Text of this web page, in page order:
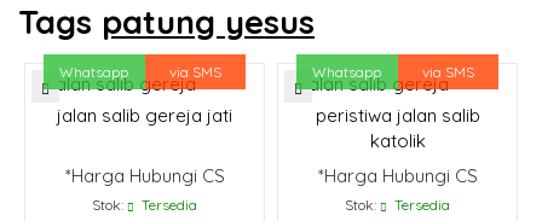
Tags patung yesus
Whatsapp via SMS
jalan salib gereja jati
*Harga Hubungi CS
Stok: Tersedia
Whatsapp via SMS
peristiwa jalan salib
katolik
*Harga Hubungi CS
Stok: Tersedia